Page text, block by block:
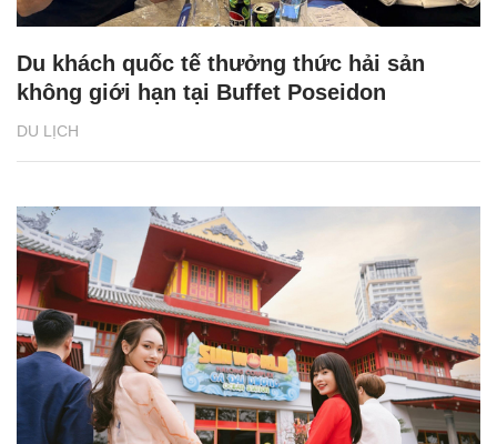
DU LỊCH
Du khách quốc tế thưởng thức hải sản
không giới hạn tại Buffet Poseidon